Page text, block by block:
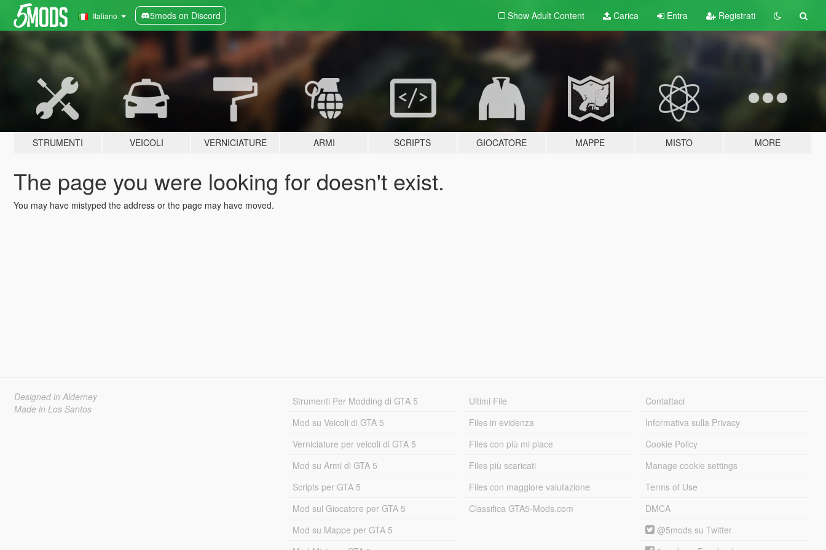
Italiano 5mods on Discord Show Adult Content Carica Entra Registrati
STRUMENTI VEICOLI VERNICIATURE ARMI SCRIPTS GIOCATORE MAPPE MISTO MORE
The page you were looking for doesn't exist.
You may have mistyped the address or the page may have moved.
Designed in Alderney
Made in Los Santos
Strumenti Per Modding di GTA 5
Mod su Veicoli di GTA 5
Verniciature per veicoli di GTA 5
Mod su Armi di GTA 5
Scripts per GTA 5
Mod sul Giocatore per GTA 5
Mod su Mappe per GTA 5
Ultimi File
Files in evidenza
Files con più mi piace
Files più scaricati
Files con maggiore valutazione
Classifica GTA5-Mods.com
Contattaci
Informativa sulla Privacy
Cookie Policy
Manage cookie settings
Terms of Use
DMCA
@5mods su Twitter